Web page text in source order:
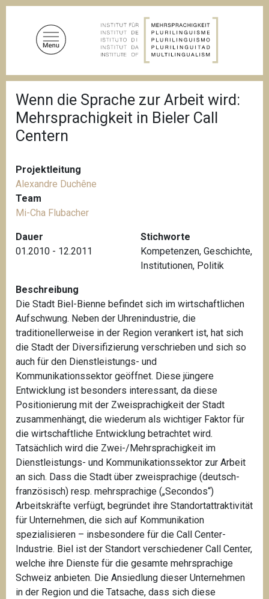
D
f
a
d
a
g
a
t
i
o
Wenn die Sprache zur Arbeit wird:
Mehrsprachigkeit in Bieler Call
Centern
Projektleitung
Alexandre Duchêne
Team
Mi-Cha Flubacher
Dauer
01.2010 - 12.2011
Stichworte
Kompetenzen, Geschichte,
Institutionen, Politik
Beschreibung
Die Stadt Biel-Bienne befindet sich im wirtschaftlichen
Aufschwung. Neben der Uhrenindustrie, die
traditionellerweise in der Region verankert ist, hat sich
die Stadt der Diversifizierung verschrieben und sich so
auch für den Dienstleistungs- und
Kommunikationssektor geöffnet. Diese jüngere
Entwicklung ist besonders interessant, da diese
Positionierung mit der Zweisprachigkeit der Stadt
zusammenhängt, die wiederum als wichtiger Faktor für
die wirtschaftliche Entwicklung betrachtet wird.
Tatsächlich wird die Zwei-/Mehrsprachigkeit im
Dienstleistungs- und Kommunikationssektor zur Arbeit
an sich. Dass die Stadt über zweisprachige (deutsch-
französisch) resp. mehrsprachige („Secondos“)
Arbeitskräfte verfügt, begründet ihre Standortattraktivität
für Unternehmen, die sich auf Kommunikation
spezialisieren – insbesondere für die Call Center-
Industrie. Biel ist der Standort verschiedener Call Center,
welche ihre Dienste für die gesamte mehrsprachige
Schweiz anbieten. Die Ansiedlung dieser Unternehmen
in der Region und die Tatsache, dass sich diese